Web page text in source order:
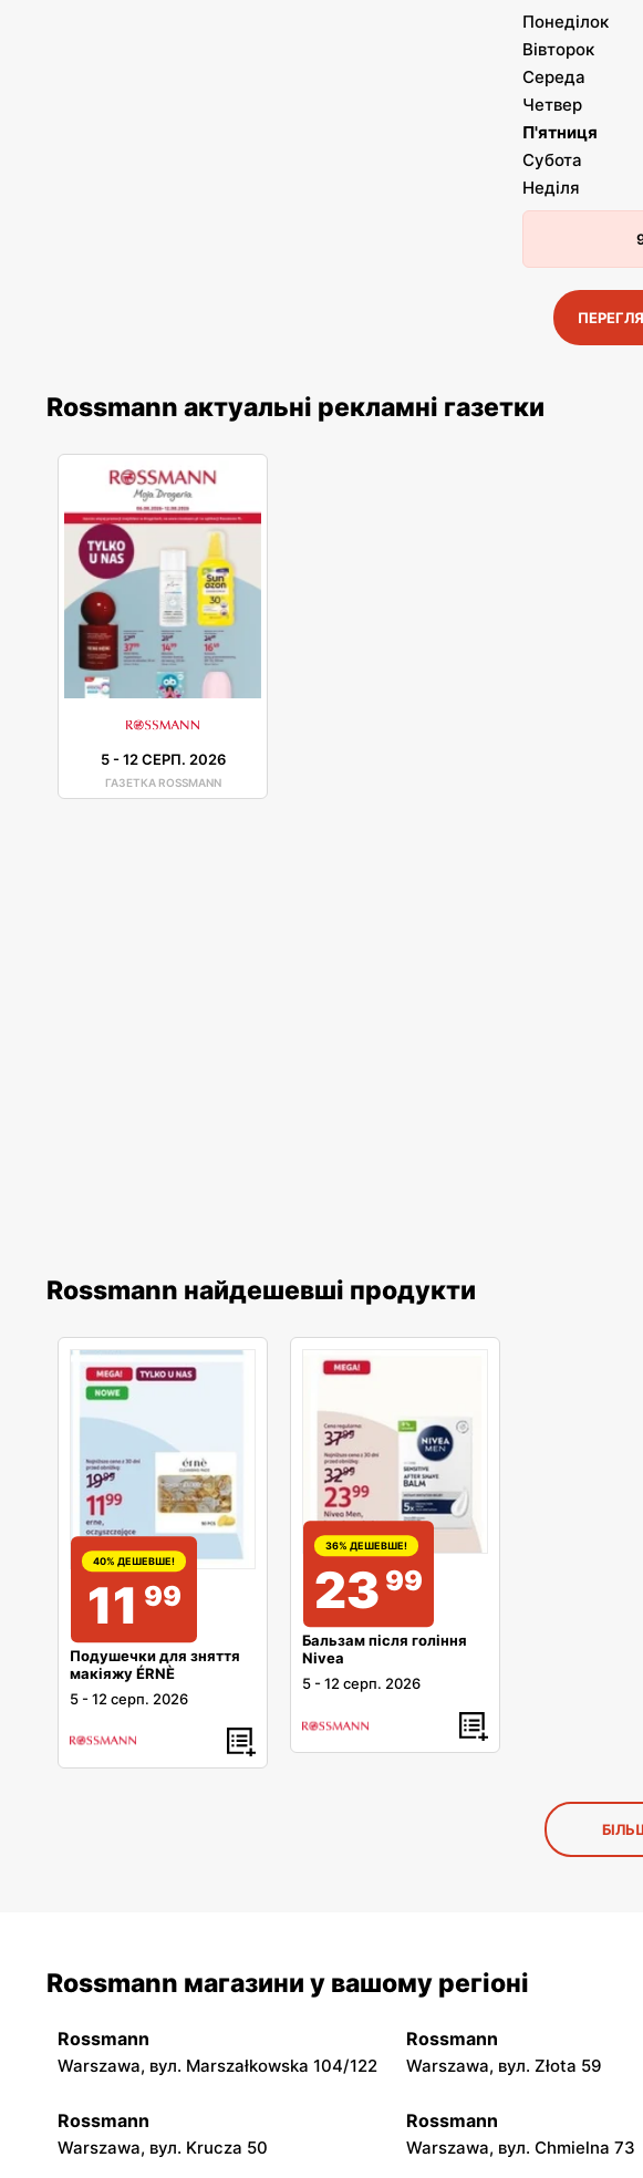
Понеділок
Вівторок
Середа
Четвер
П'ятниця
Субота
Неділя
Rossmann актуальні рекламні газетки
5-12 СЕРП. 2026
ГАЗЕТКА ROSSMANN
Rossmann найдешевші продукти
40% ДЕШЕВШЕ!
11 99
Подушечки для зняття
макіяжу ÉRNÈ
5 -12 серп. 2026
36% ДЕШЕВШЕ!
23 99
Бальзам після гоління
Nivea
5 -12 серп. 2026
Rossmann магазини у вашому регіоні
Rossmann
Warszawa, вул. Marszałkowska 104/122
Rossmann
Warszawa, вул. Złota 59
Rossmann
Warszawa, вул. Krucza 50
Rossmann
Warszawa, вул. Chmielna 73